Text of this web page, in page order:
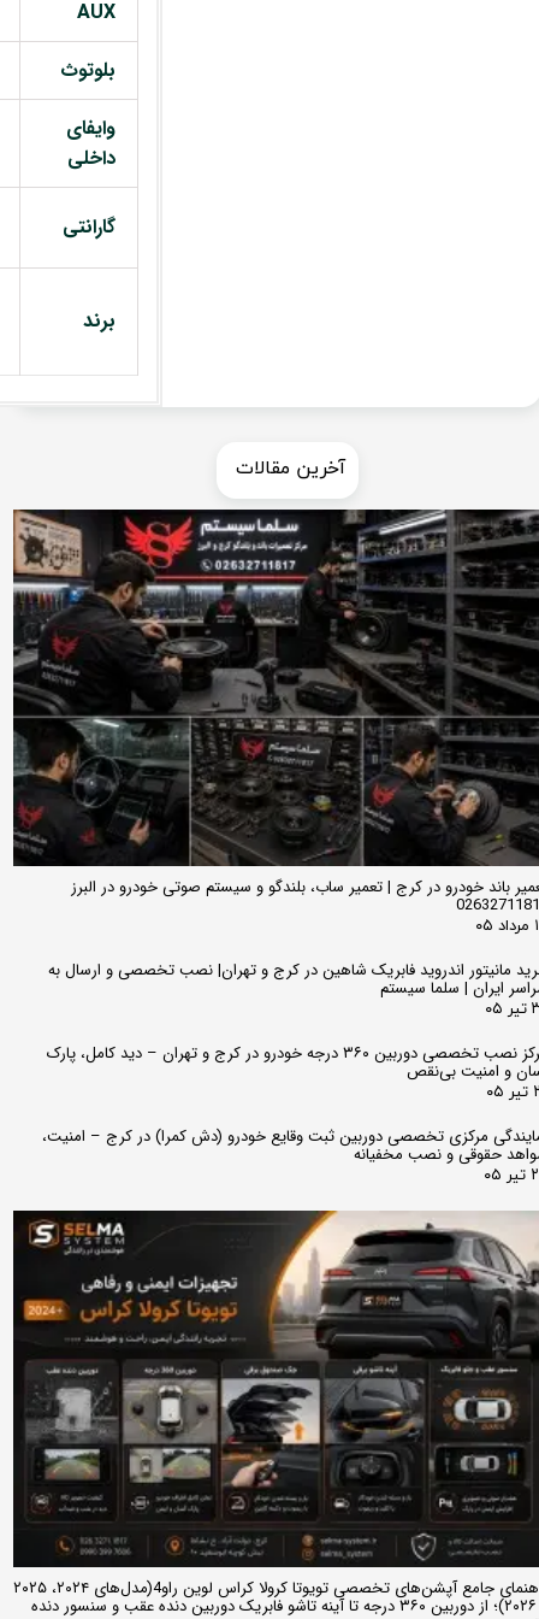
AUX
بلوتوث
وایفای
داخلی
گارانتی
برند
باند خودرو در کرج | تعمیر ساب، بلندگو و سیستم صوتی خودرو در البرز
مانیتور اندروید فابریک شاهین در کرج و تهران| نصب تخصصی و ارسال به
ایران | سلما سیستم
مرکز نصب تخصصی دوربین ۳۶۰ درجه خودرو در کرج و تهران – دید کامل، پارک
و امنیت بی‌نقص
مرکزی تخصصی دوربین ثبت وقایع خودرو (دش کمرا) در کرج – امنیت،
حقوقی و نصب مخفیانه
راهنمای جامع آپشن‌های تخصصی تویوتا کرولا کراس لوین راو4(مدل‌های ۲۰۲۴، ۲۰۲۵
و ۲۰۲۶)؛ از دوربین ۳۶۰ درجه تا آینه تاشو فابریک دوربین دنده عقب و سنسور دنده
​​آخرین مقالات